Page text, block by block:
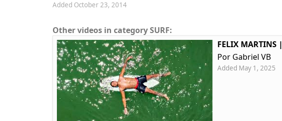
Added October 23, 2014
Other videos in category SURF:
FELIX
Por Gabriel VB
Added May 1, 2025